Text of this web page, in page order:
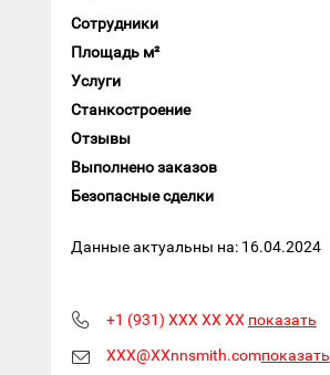
Сотрудники
Площадь м²
Услуги
Станкостроение
Отзывы
Выполнено заказов
Безопасные сделки
Данные актуальны на: 16.04.2024
+1 (931) XXX XX XX показать
XXX@XXnnsmith.comпоказать